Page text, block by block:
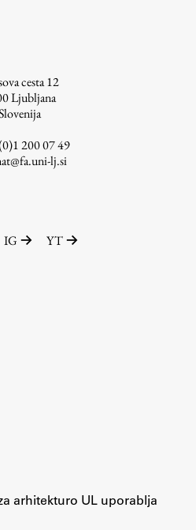
cesta 12
Ljubljana
200 07 49
lj.si
IG YT
arhitekturo UL uporablja